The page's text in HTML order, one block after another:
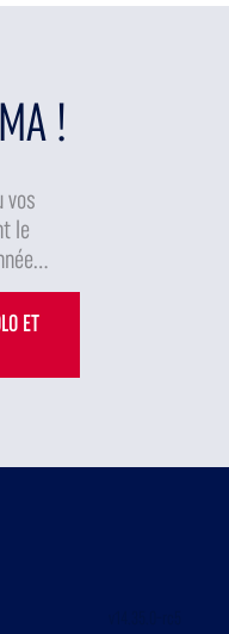
!
vos
le
ET